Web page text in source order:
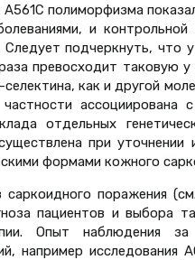
А561С полиморфизма
и
Следует подчеркнуть, что
превосходит таковую
как и другой
отдельных
при уточнении
формами кожного
поражения (см.
пациентов и выбора
Опыт наблюдения
например исследования